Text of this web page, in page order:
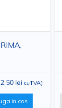
lei cuTVA)
in cos